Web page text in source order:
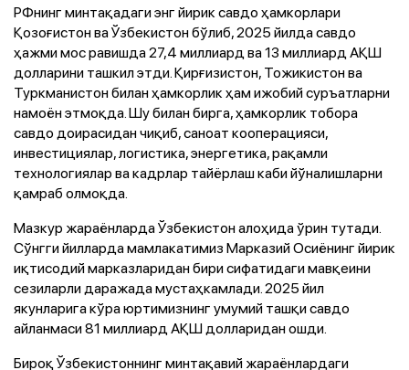
РФнинг минтақадаги энг йирик савдо ҳамкорлари
Қозоғистон ва Ўзбекистон бўлиб, 2025 йилда савдо
ҳажми мос равишда 27,4 миллиард ва 13 миллиард АҚШ
долларини ташкил этди. Қирғизистон, Тожикистон ва
Туркманистон билан ҳамкорлик ҳам ижобий суръатларни
намоён этмоқда. Шу билан бирга, ҳамкорлик тобора
савдо доирасидан чиқиб, саноат кооперацияси,
инвестициялар, логистика, энергетика, рақамли
технологиялар ва кадрлар тайёрлаш каби йўналишларни
қамраб олмоқда.
Мазкур жараёнларда Ўзбекистон алоҳида ўрин тутади.
Сўнгги йилларда мамлакатимиз Марказий Осиёнинг йирик
иқтисодий марказларидан бири сифатидаги мавқеини
сезиларли даражада мустаҳкамлади. 2025 йил
якунларига кўра юртимизнинг умумий ташқи савдо
айланмаси 81 миллиард АҚШ долларидан ошди.
Бироқ Ўзбекистоннинг минтақавий жараёнлардаги